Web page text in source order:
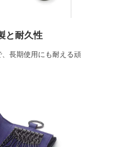
と耐久性
長期使用にも耐える頑